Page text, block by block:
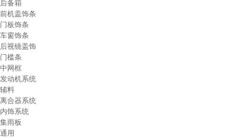
后备箱
前机盖饰条
门板饰条
车窗饰条
后视镜盖饰
门槛条
中网框
发动机系统
辅料
离合器系统
内饰系统
集雨板
通用